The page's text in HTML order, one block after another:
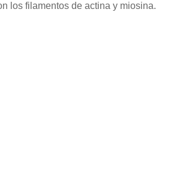
los filamentos de actina y miosina.